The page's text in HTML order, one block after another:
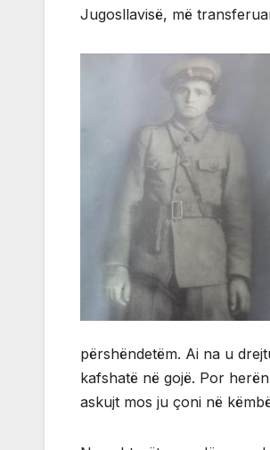
Jugosllavisë, më
përshëndetëm. Ai na u
kafshatë në gojë. Por
askujt mos ju çoni në